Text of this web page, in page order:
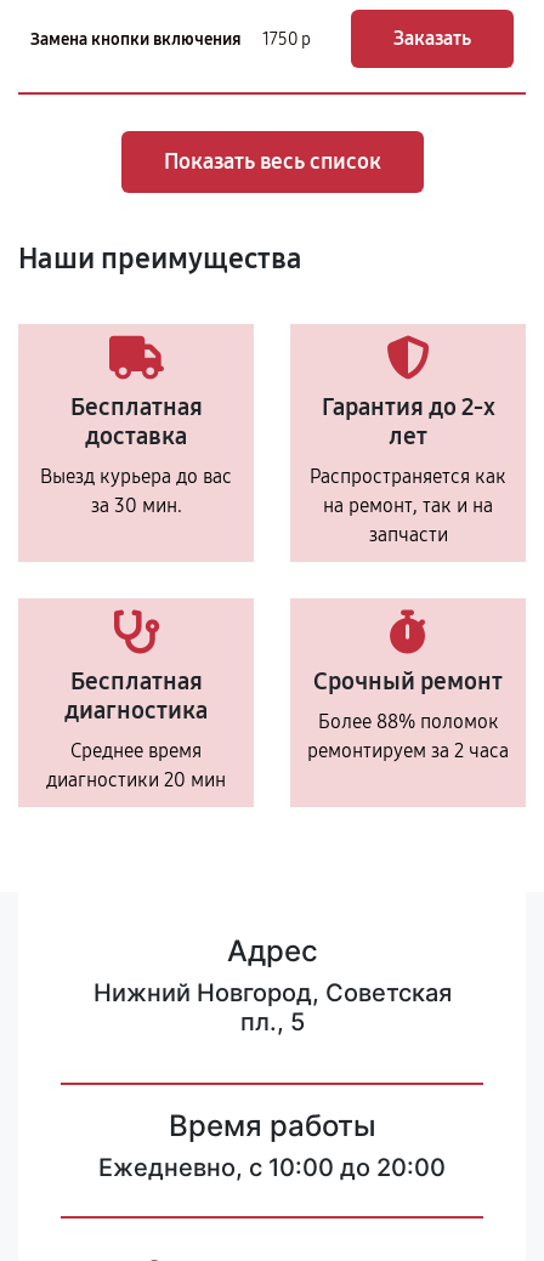
Замена кнопки включения 1750 р Заказать
Показать весь список
Наши преимущества
Бесплатная
доставка
Выезд курьера до вас
за 30 мин.
Гарантия до 2-х
лет
Распространяется как
на ремонт, так и на
запчасти
Бесплатная
диагностика
Среднее время
диагностики 20 мин
Срочный ремонт
Более 88% поломок
ремонтируем за 2 часа
Адрес
Нижний Новгород, Советская
пл., 5
Время работы
Ежедневно, с 10:00 до 20:00